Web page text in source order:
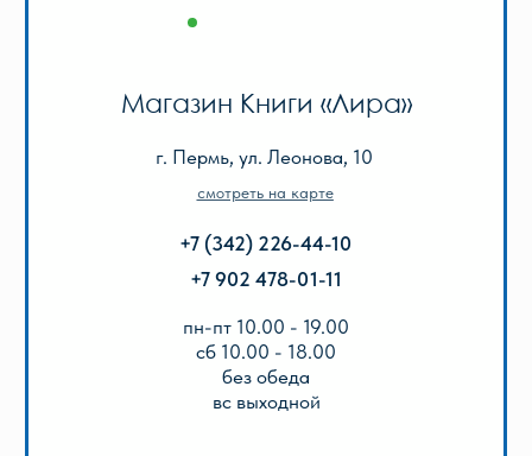
без обеда
КАТАЛОГ
ИНФОРМАЦИЯ
Популярные
Для школы
Для дошкольников
Все товары